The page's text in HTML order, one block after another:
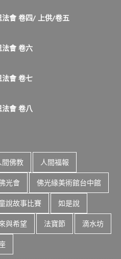
會 卷四/ 上供/卷五
會 卷六
會 卷七
會 卷八
間佛教 人間福報
光會 佛光緣美術館台中館
說故事比賽 如是說
與希望 法寶節 滴水坊